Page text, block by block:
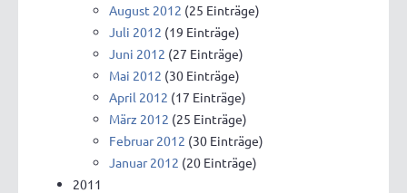
August 2012 (25 Einträge)
Juli 2012 (19 Einträge)
Juni 2012 (27 Einträge)
Mai 2012 (30 Einträge)
April 2012 (17 Einträge)
März 2012 (25 Einträge)
Februar 2012 (30 Einträge)
Januar 2012 (20 Einträge)
2011